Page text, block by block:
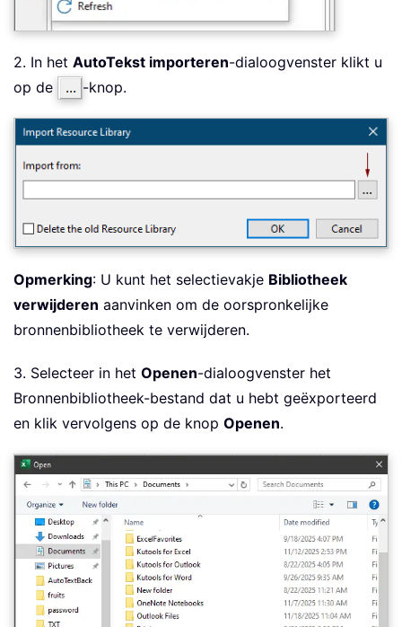
2. In het AutoTekst importeren-dialoogvenster klikt u
op de
-knop.
Opmerking: U kunt het selectievakje Bibliotheek
verwijderen aanvinken om de oorspronkelijke
bronnenbibliotheek te verwijderen.
3. Selecteer in het Openen-dialoogvenster het
Bronnenbibliotheek-bestand dat u hebt geëxporteerd
en klik vervolgens op de knop Openen.